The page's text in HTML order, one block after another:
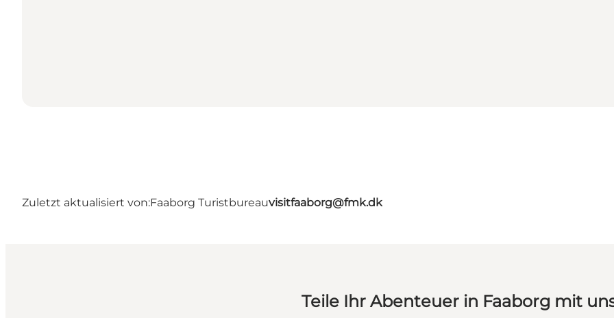
Zuletzt aktualisiert von:Faaborg Turistbureauvisitfaaborg@fmk.dk
Teile Ihr Abenteuer in Faaborg mit